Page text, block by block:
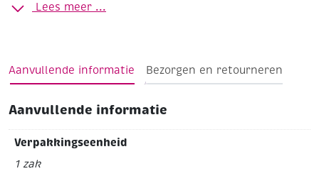
beschrijven, te versieren of toe te voegen als
decoratief accent aan je projecten.
Productdetails:
Flower Garden tags / bloemenlabels
Inhoud: 24 stuks (4 designs x 6 stuks)
Afmeting: ca. 4,5 x 7 cm
Lees meer ...
Aanvullende informatie Bezorgen en retourneren
Aanvullende informatie
Verpakkingseenheid
1 zak